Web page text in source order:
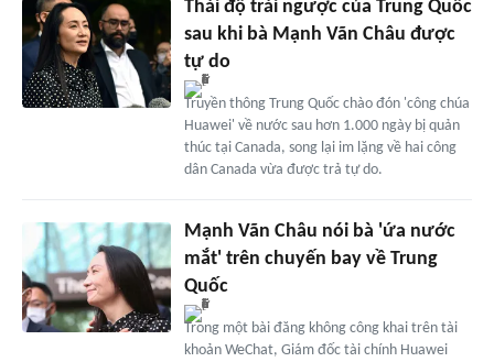
Thái độ trái ngược của Trung Quốc
sau khi bà Mạnh Vãn Châu được
tự do
Truyền thông Trung Quốc chào đón 'công chúa
Huawei' về nước sau hơn 1.000 ngày bị quản
thúc tại Canada, song lại im lặng về hai công
dân Canada vừa được trả tự do.
Mạnh Vãn Châu nói bà 'ứa nước
mắt' trên chuyến bay về Trung
Quốc
Trong một bài đăng không công khai trên tài
khoản WeChat, Giám đốc tài chính Huawei